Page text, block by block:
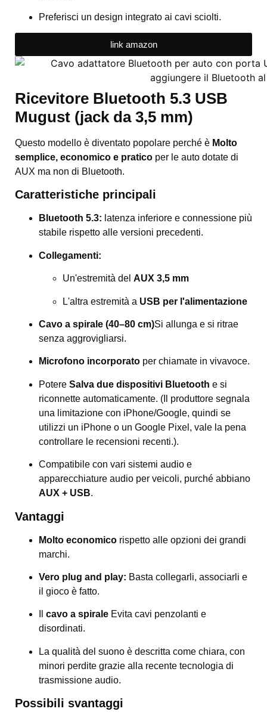
Preferisci un design integrato ai cavi sciolti.
link amazon
Ricevitore Bluetooth 5.3 USB
Mugust (jack da 3,5 mm)
Questo modello è diventato popolare perché è Molto
semplice, economico e pratico per le auto dotate di
AUX ma non di Bluetooth.
Caratteristiche principali
Bluetooth 5.3: latenza inferiore e connessione più
stabile rispetto alle versioni precedenti.
Collegamenti:
Un'estremità del AUX 3,5 mm
L'altra estremità a USB per l'alimentazione
Cavo a spirale (40–80 cm)Si allunga e si ritrae
senza aggrovigliarsi.
Microfono incorporato per chiamate in vivavoce.
Potere Salva due dispositivi Bluetooth e si
riconnette automaticamente. (Il produttore segnala
una limitazione con iPhone/Google, quindi se
utilizzi un iPhone o un Google Pixel, vale la pena
controllare le recensioni recenti.).
Compatibile con vari sistemi audio e
apparecchiature audio per veicoli, purché abbiano
AUX + USB.
Vantaggi
Molto economico rispetto alle opzioni dei grandi
marchi.
Vero plug and play: Basta collegarli, associarli e
il gioco è fatto.
cavo a spirale Evita cavi penzolanti e
disordinati.
La qualità del suono è descritta come chiara, con
minori perdite grazie alla recente tecnologia di
trasmissione audio.
Possibili svantaggi